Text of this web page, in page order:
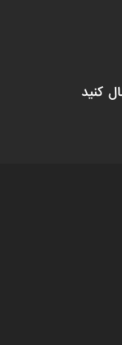
کنید